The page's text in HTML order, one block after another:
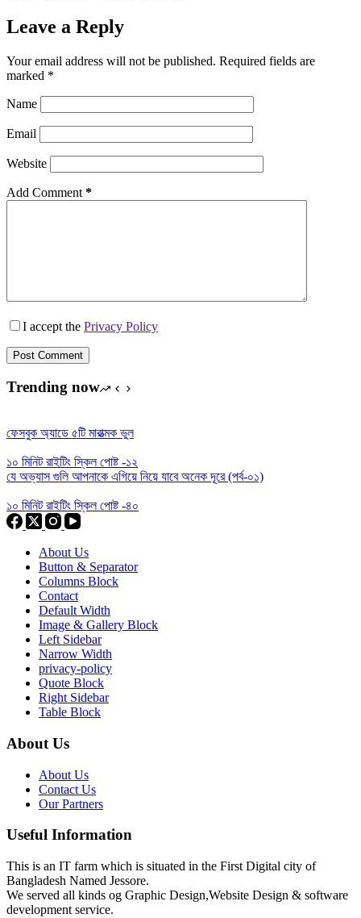
Leave a Reply
Your email address will not be published. Required fields are
marked *
Name
Email
Website
Add Comment *
I accept the Privacy Policy
Post Comment
Trending now
ফেসবুক অ্যাডে ৫টি মারাত্মক ভুল
১০ মিনিট রাইটিং স্কিল পোষ্ট -১২
যে অভ্যাস গুলি আপনাকে এগিয়ে নিয়ে যাবে অনেক দূরে (পর্ব-০১)
১০ মিনিট রাইটিং স্কিল পোষ্ট -৪০
About Us
Button & Separator
Columns Block
Contact
Default Width
Image & Gallery Block
Left Sidebar
Narrow Width
privacy-policy
Quote Block
Right Sidebar
Table Block
About Us
About Us
Contact Us
Our Partners
Useful Information
This is an IT farm which is situated in the First Digital city of
Bangladesh Named Jessore.
We served all kinds og Graphic Design,Website Design & software
development service.